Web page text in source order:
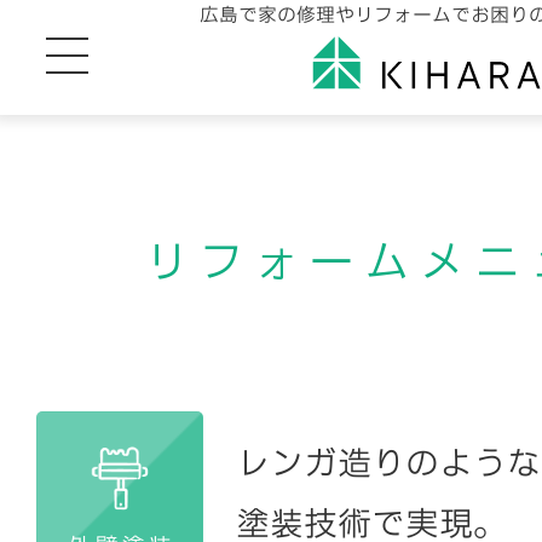
広島で家の修理やリフォームでお困り
リフォームメ
レンガ造りのよう
塗装技術で実現。